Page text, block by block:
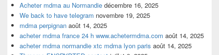
Acheter mdma au Normandie décembre 16, 2025
We back to have telegram novembre 19, 2025
mdma perpignan août 14, 2025
acheter mdma france 24 h www.achetermdma.com août 14, 2025
acheter mdma normandie xtc mdma lyon paris août 14, 2025